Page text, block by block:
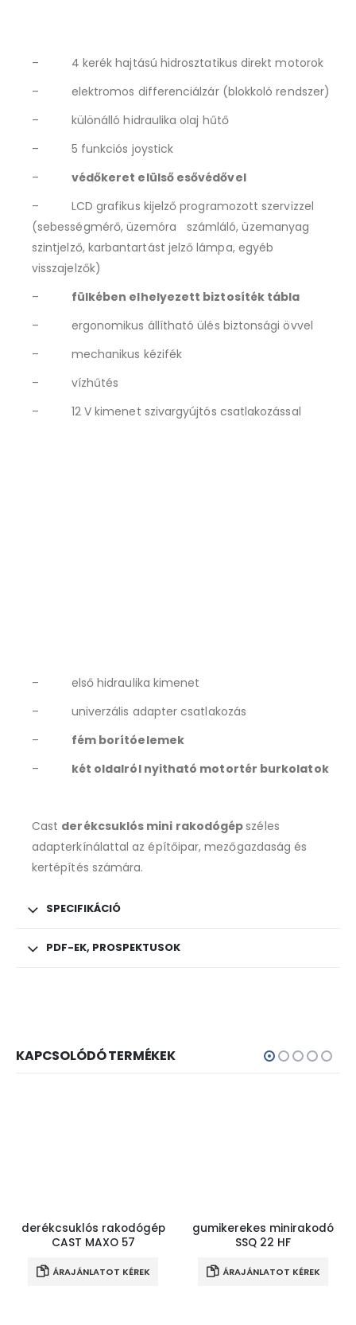
– 4 kerék hajtású hidrosztatikus direkt motorok
– elektromos differenciálzár (blokkoló rendszer)
– különálló hidraulika olaj hűtő
– 5 funkciós joystick
– védőkeret elülső esővédővel
– LCD grafikus kijelző programozott szervizzel
(sebességmérő, üzemóra számláló, üzemanyag
szintjelző, karbantartást jelző lámpa, egyéb
visszajelzők)
– fülkében elhelyezett biztosíték tábla
– ergonomikus állítható ülés biztonsági övvel
– mechanikus kézifék
– vízhűtés
– 12 V kimenet szivargyújtós csatlakozással
– első hidraulika kimenet
– univerzális adapter csatlakozás
– fém borítóelemek
– két oldalról nyitható motortér burkolatok
Cast derékcsuklós mini rakodógépszéles
adapterkínálattal az építőipar, mezőgazdaság és
kertépítés számára.
SPECIFIKÁCIÓ
PDF-EK, PROSPEKTUSOK
KAPCSOLÓDÓ TERMÉKEK
derékcsuklós rakodógép
CAST MAXO 57
ÁRAJÁNLATOT KÉREK
gumikerekes minirakodó
SSQ 22 HF
ÁRAJÁNLATOT KÉREK